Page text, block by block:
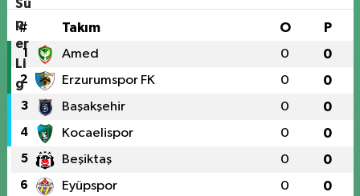
# Takım O P
1 Amed 0 0
2 Erzurumspor FK 0 0
3 Başakşehir 0 0
4 Kocaelispor 0 0
5 Beşiktaş 0 0
6 Eyüpspor 0 0